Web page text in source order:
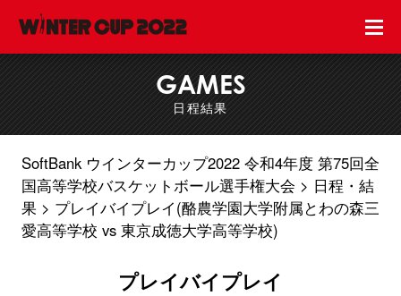
GAMES
日程結果
SoftBank ウインターカップ2022 令和4年度 第75回全
国高等学校バスケットボール選手権大会
日程・結
果
プレイバイプレイ(酪農学園大学附属とわの森三
愛高等学校 vs 東京成徳大学高等学校)
プレイバイプレイ